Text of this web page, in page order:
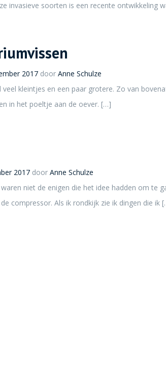
invasieve soorten is een recente ontwikkeling
2017 door Anne Schulze
kleintjes en een paar grotere. Zo van
in het poeltje aan de oever. […]
2017 door Anne Schulze
niet de enigen die het idee hadden om
compressor. Als ik rondkijk zie ik dingen die ik